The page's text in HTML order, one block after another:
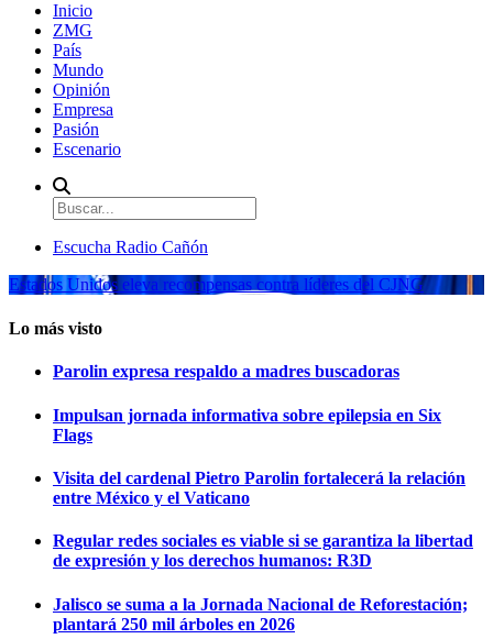
Inicio
ZMG
País
Mundo
Opinión
Empresa
Pasión
Escenario
Escucha Radio Cañón
Estados Unidos eleva recompensas contra líderes del CJNG
Lo más visto
Parolin expresa respaldo a madres buscadoras
Impulsan jornada informativa sobre epilepsia en Six
Flags
Visita del cardenal Pietro Parolin fortalecerá la relación
entre México y el Vaticano
Regular redes sociales es viable si se garantiza la libertad
de expresión y los derechos humanos: R3D
Jalisco se suma a la Jornada Nacional de Reforestación;
plantará 250 mil árboles en 2026